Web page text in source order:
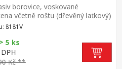
borovice, voskované
včetně roštu (dřevěný laťkový)
doporučený rozměr matrace 180
2 kusy 90 × 200 cm
8181V
5 ks
Kč **